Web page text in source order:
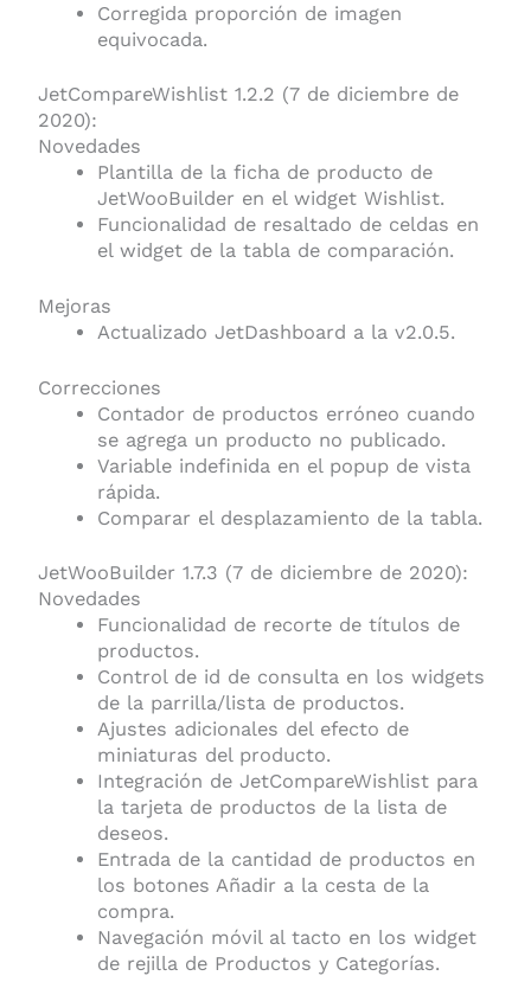
Corregida proporción de imagen
equivocada.
JetCompareWishlist 1.2.2 (7 de diciembre de
2020):
Novedades
Plantilla de la ficha de producto de
JetWooBuilder en el widget Wishlist.
Funcionalidad de resaltado de celdas en
el widget de la tabla de comparación.
Mejoras
Actualizado JetDashboard a la v2.0.5.
Correcciones
Contador de productos erróneo cuando
se agrega un producto no publicado.
Variable indefinida en el popup de vista
rápida.
Comparar el desplazamiento de la tabla.
JetWooBuilder 1.7.3 (7 de diciembre de 2020):
Novedades
Funcionalidad de recorte de títulos de
productos.
Control de id de consulta en los widgets
de la parrilla/lista de productos.
Ajustes adicionales del efecto de
miniaturas del producto.
Integración de JetCompareWishlist para
la tarjeta de productos de la lista de
deseos.
Entrada de la cantidad de productos en
los botones Añadir a la cesta de la
compra.
Navegación móvil al tacto en los widget
de rejilla de Productos y Categorías.